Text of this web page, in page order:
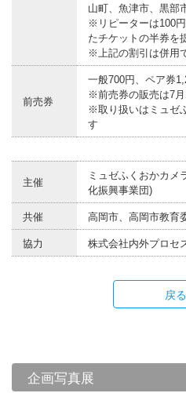
山町、魚津市、黒部
※リピーターは100
たチケットの半券を
※上記の割引は併用
前売券
一般700円、ペア券
※前売券の販売は7
※取り扱いはミュゼ
す
主催
ミュゼふくおかカメ
化振興事業団)
共催 高岡市、高岡市教育
協力 株式会社内外プロセ
戻る
企画写真展